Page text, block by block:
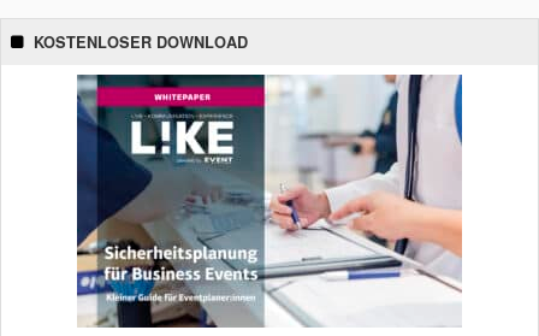
KOSTENLOSER DOWNLOAD